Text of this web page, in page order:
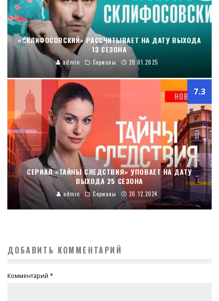
«СКЛИФОСОВСКИЙ» РАССЧИТЫВАЕТ НА ДАТУ ВЫХОДА
13 СЕЗОНА
admin Сериалы 20.01.2025
7.3
СЕРИАЛ «ТАЙНЫ СЛЕДСТВИЯ» УПОВАЕТ НА ДАТУ
ВЫХОДА 25 СЕЗОНА
admin Сериалы 20.12.2024
ДОБАВИТЬ КОММЕНТАРИЙ
Комментарий *